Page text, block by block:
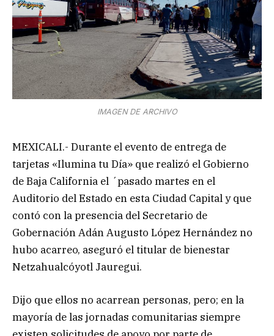
IMAGEN DE ARCHIVO
MEXICALI.- Durante el evento de entrega de
tarjetas «Ilumina tu Día» que realizó el Gobierno
de Baja California el ´pasado martes en el
Auditorio del Estado en esta Ciudad Capital y que
contó con la presencia del Secretario de
Gobernación Adán Augusto López Hernández no
hubo acarreo, aseguró el titular de bienestar
Netzahualcóyotl Jauregui.
Dijo que ellos no acarrean personas, pero; en la
mayoría de las jornadas comunitarias siempre